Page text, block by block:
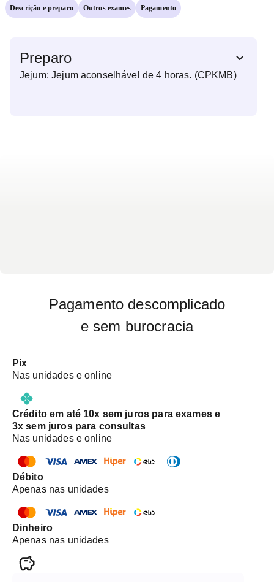
Descrição e preparo Outros exames Pagamento
Preparo
Jejum: Jejum aconselhável de 4 horas. (CPKMB)
Pagamento descomplicado
e sem burocracia
Pix
Nas unidades e online
Crédito em até 10x sem juros para exames e
3x sem juros para consultas
Nas unidades e online
Débito
Apenas nas unidades
Dinheiro
Apenas nas unidades